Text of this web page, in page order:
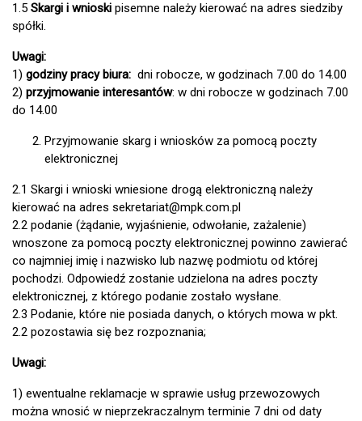
1.5 Skargi i wnioski pisemne należy kierować na adres siedziby
spółki.
Uwagi:
1) godziny pracy biura: dni robocze, w godzinach 7.00 do 14.00
2) przyjmowanie interesantów: w dni robocze w godzinach 7.00
do 14.00
Przyjmowanie skarg i wniosków za pomocą poczty
elektronicznej
2.1 Skargi i wnioski wniesione drogą elektroniczną należy
kierować na adres sekretariat@mpk.com.pl
2.2 podanie (żądanie, wyjaśnienie, odwołanie, zażalenie)
wnoszone za pomocą poczty elektronicznej powinno zawierać
co najmniej imię i nazwisko lub nazwę podmiotu od której
pochodzi. Odpowiedź zostanie udzielona na adres poczty
elektronicznej, z którego podanie zostało wysłane.
2.3 Podanie, które nie posiada danych, o których mowa w pkt.
2.2 pozostawia się bez rozpoznania;
Uwagi:
1) ewentualne reklamacje w sprawie usług przewozowych
można wnosić w nieprzekraczalnym terminie 7 dni od daty